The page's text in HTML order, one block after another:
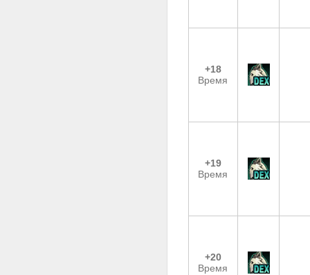
+18
Время
+19
Время
+20
Время